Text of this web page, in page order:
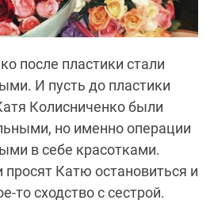
после пластики стали
И пусть до пластики
Колисниченко были
но именно операции
в себе красотками.
Катю остановиться и
то сходство с сестрой.